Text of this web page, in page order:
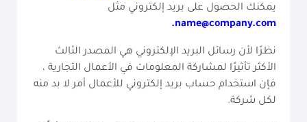
يمكنك الحصول على بريد إلكتروني مثل
name@company.com
.
نظرًا لأن رسائل البريد الإلكتروني هي المصدر الثالث
الأكثر تأثيرًا لمشاركة المعلومات في الأعمال التجارية ،
فإن استخدام حساب بريد إلكتروني للأعمال أمر لا بد منه
لكل شركة.